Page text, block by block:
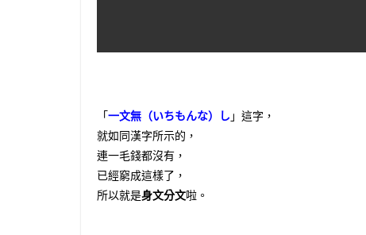
「一文無（いちもんな）し 」這字，
就如同漢字所示的，
連一毛錢都沒有，
已經窮成這樣了，
所以就是身文分文啦。